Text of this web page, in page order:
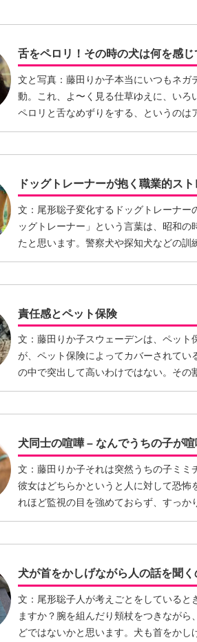
舌をペロリ！その時の犬は何を感じ
文と写真：藤田りか子本当にいつもネ
動。これ、よ〜く見る仕草ゆえに、い
ペロリと舌なめずりをする、というのは
ろ、食…【続きを読む】
ドッグトレーナーが抱く職業的ス
文：尾形聡子変化するドッグトレーナー
ッグトレーナー」という言葉は、昭和
たと思います。警察犬や探知犬などの訓
特別な…【続きを読む】
責任感とペット保険
文：藤田りか子スウェーデンは、ペッ
が、ペット保険によってカバーされてい
の中で突出して高いわけではない。その
50…【続きを読む】
犬同士の喧嘩 – なんでうちの子が喧
文：藤田りか子それは突然うちの子ミミ
彼女はどちらかというと人に対して恐
れほど監視の目を強めておらず、すっか
しばら…【続きを読む】
犬が首をかしげながら人の話を聞く
文：尾形聡子人が考えごとをしている
ますか？腕を組んだり頬杖をつきなが
どではないかと思います。犬も首をかし